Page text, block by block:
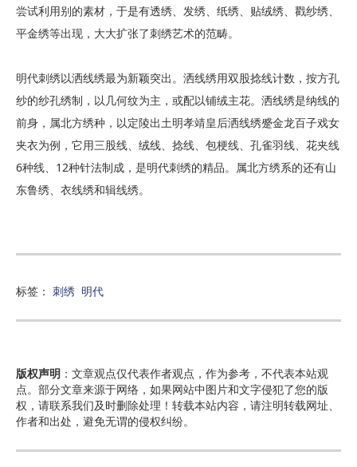
尝试利用别的素材，于是有透绣、发绣、纸绣、贴绒绣、 戳纱绣、
平金绣等出现，大大扩张了刺绣艺术的范畴。
明代刺绣以洒线绣最为新颖突出。洒线绣用双股捻线计数，按方孔
纱的纱孔绣制，以几何纹为主，或配以铺绒主花。洒线绣是纳线的
前身，属北方绣种，以定陵出土明孝靖皇后洒线绣蹙金龙百子戏女
夹衣为例，它用三股线、绒线、捻线、包梗线、孔雀羽线、花夹线
6种线、12种针法制成，是明代刺绣的精品。属北方绣系的还有山
东鲁绣、衣线绣和辑线绣。
标签： 刺绣 明代
版权声明 ：文章观点仅代表作者观点，作为参考，不代表本站观
点。部分文章来源于网络，如果网站中图片和文字侵犯了您的版
权，请联系我们及时删除处理！转载本站内容，请注明转载网址、
作者和出处，避免无谓的侵权纠纷。